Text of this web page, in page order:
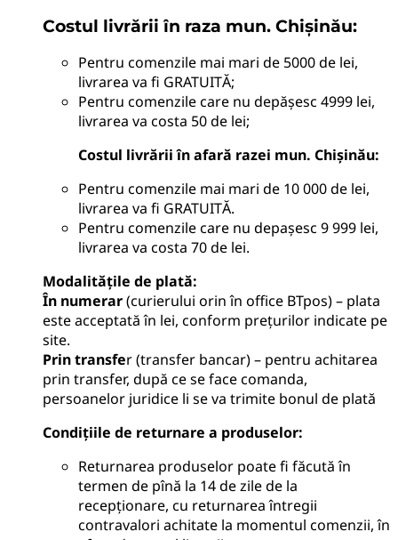
Costul livrării în raza mun. Chișinău:
Pentru comenzile mai mari de 5000 de lei,
livrarea va fi GRATUITĂ;
Pentru comenzile care nu depășesc 4999 lei,
livrarea va costa 50 de lei;
Costul livrării în afară razei mun. Chișinău:
Pentru comenzile mai mari de 10 000 de lei,
livrarea va fi GRATUITĂ.
Pentru comenzile care nu depașesc 9 999 lei,
livrarea va costa 70 de lei.
Modalitățile de plată:
În numerar(curierului orin în office BTpos) – plata
este acceptată în lei, conform prețurilor indicate pe
site.
Prin transfer (transfer bancar) – pentru achitarea
prin transfer, după ce se face comanda,
persoanelor juridice li se va trimite bonul de plată
Condițiile de returnare a produselor:
Returnarea produselor poate fi făcută în
termen de pînă la 14 de zile de la
recepționare, cu returnarea întregii
contravalori achitate la momentul comenzii, în